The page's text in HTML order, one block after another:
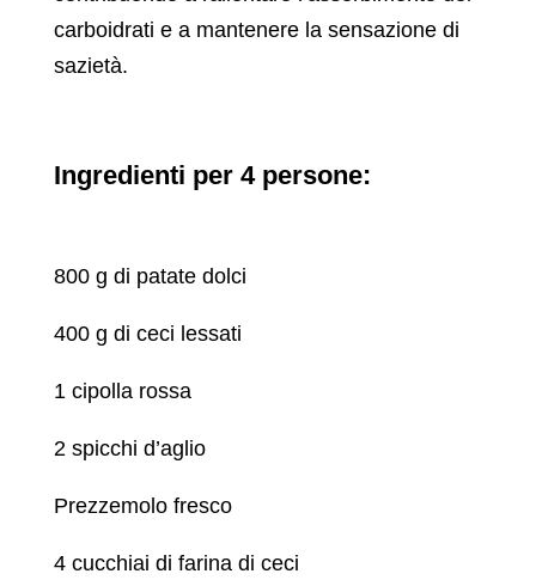
carboidrati e a mantenere la sensazione di
sazietà.
Ingredienti per 4 persone:
800 g di patate dolci
400 g di ceci lessati
1 cipolla rossa
2 spicchi d’aglio
Prezzemolo fresco
4 cucchiai di farina di ceci